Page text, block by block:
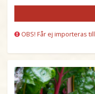
OBS! Får ej importeras till